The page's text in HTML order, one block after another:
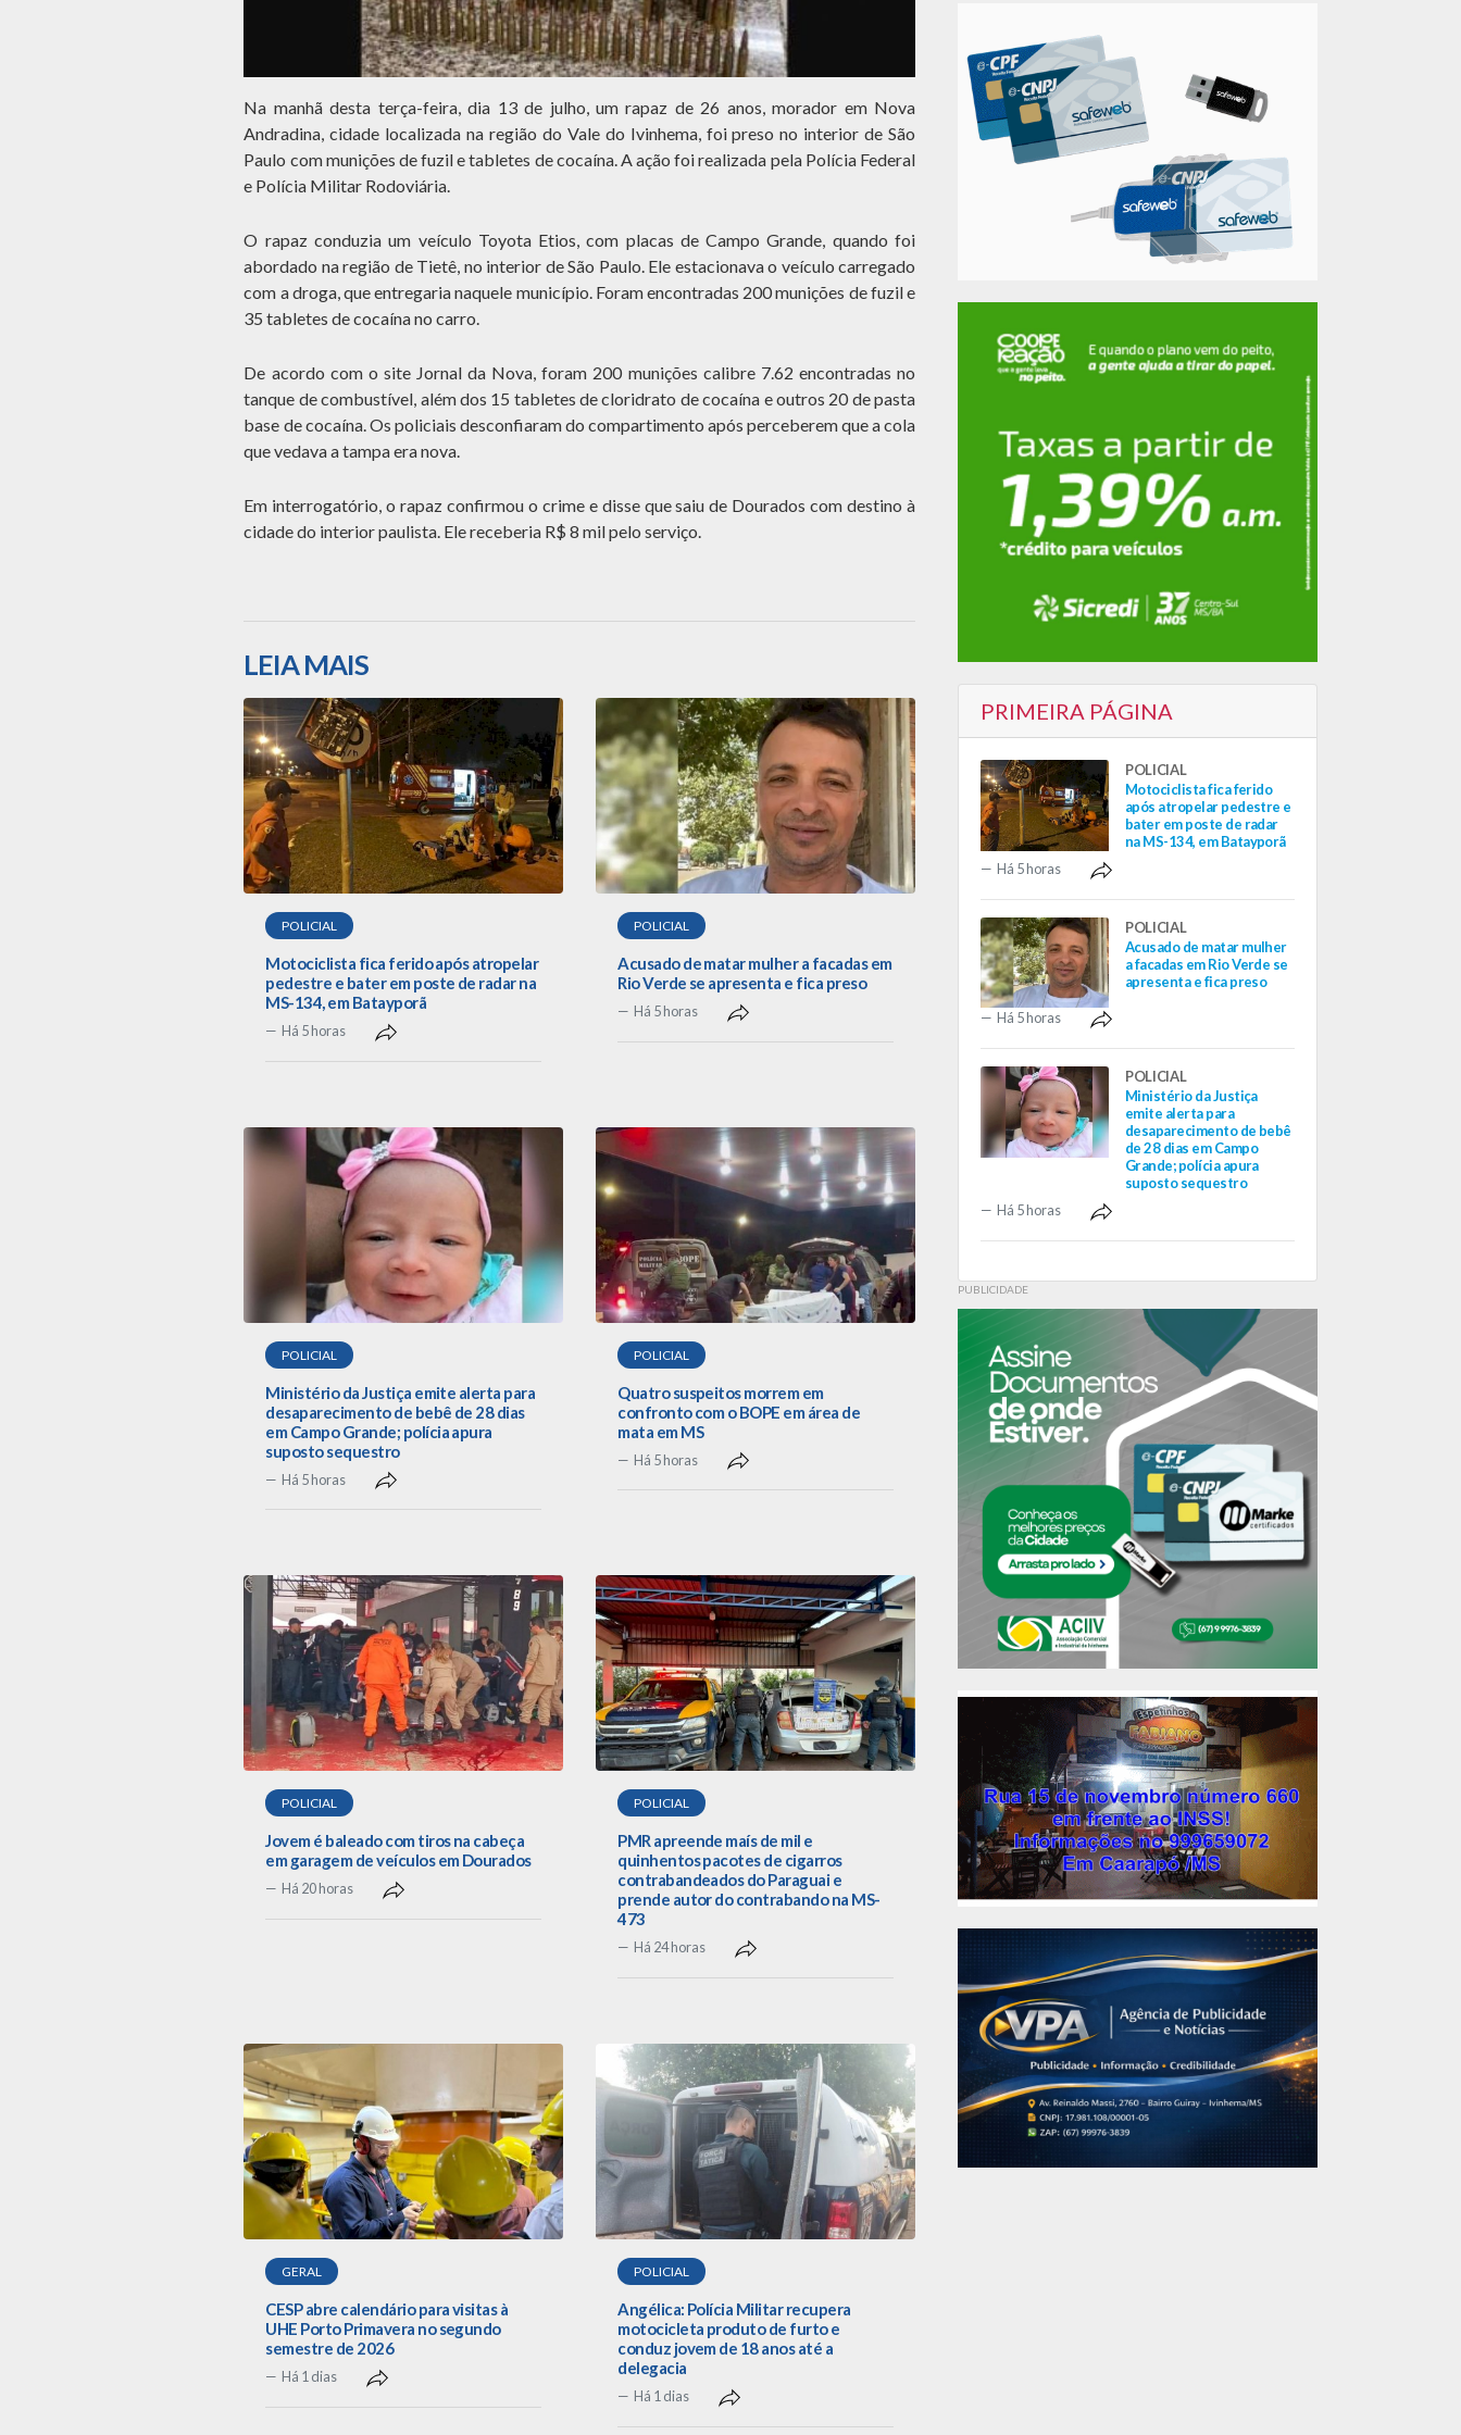
Na manhã desta terça-feira, dia 13 de julho, um rapaz de 26 anos, morador em Nova
Andradina, cidade localizada na região do Vale do Ivinhema, foi preso no interior de São
Paulo com munições de fuzil e tabletes de cocaína. A ação foi realizada pela Polícia Federal
e Polícia Militar Rodoviária.
O rapaz conduzia um veículo Toyota Etios, com placas de Campo Grande, quando foi
abordado na região de Tietê, no interior de São Paulo. Ele estacionava o veículo carregado
com a droga, que entregaria naquele município. Foram encontradas 200 munições de fuzil e
35 tabletes de cocaína no carro.
De acordo com o site Jornal da Nova, foram 200 munições calibre 7.62 encontradas no
tanque de combustível, além dos 15 tabletes de cloridrato de cocaína e outros 20 de pasta
base de cocaína. Os policiais desconfiaram do compartimento após perceberem que a cola
que vedava a tampa era nova.
Em interrogatório, o rapaz confirmou o crime e disse que saiu de Dourados com destino à
cidade do interior paulista. Ele receberia R$ 8 mil pelo serviço.
LEIA MAIS
POLICIAL
Motociclista fica ferido após atropelar
pedestre e bater em poste de radar na
MS-134, em Batayporã
Há 5 horas
POLICIAL
Acusado de matar mulher a facadas em
Rio Verde se apresenta e fica preso
Há 5 horas
POLICIAL
Ministério da Justiça emite alerta para
desaparecimento de bebê de 28 dias
em Campo Grande; polícia apura
suposto sequestro
Há 5 horas
POLICIAL
Quatro suspeitos morrem em
confronto com o BOPE em área de
mata em MS
Há 5 horas
POLICIAL
Jovem é baleado com tiros na cabeça
em garagem de veículos em Dourados
Há 20 horas
POLICIAL
PMR apreende maís de mil e
quinhentos pacotes de cigarros
contrabandeados do Paraguai e
prende autor do contrabando na MS-
473
Há 24 horas
GERAL
CESP abre calendário para visitas à
UHE Porto Primavera no segundo
semestre de 2026
Há 1 dias
POLICIAL
Angélica: Polícia Militar recupera
motocicleta produto de furto e
conduz jovem de 18 anos até a
delegacia
Há 1 dias
PRIMEIRA PÁGINA
POLICIAL
Motociclista fica ferido
após atropelar pedestre e
bater em poste de radar
na MS-134, em Batayporã
Há 5 horas
POLICIAL
Acusado de matar mulher
a facadas em Rio Verde se
apresenta e fica preso
Há 5 horas
POLICIAL
Ministério da Justiça
emite alerta para
desaparecimento de bebê
de 28 dias em Campo
Grande; polícia apura
suposto sequestro
Há 5 horas
PUBLICIDADE